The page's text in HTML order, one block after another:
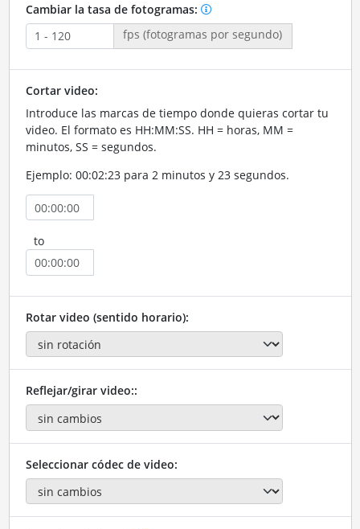
Cambiar la tasa de fotogramas:
fps (fotogramas por segundo)
Cortar video:
Introduce las marcas de tiempo donde quieras cortar tu
video. El formato es HH:MM:SS. HH = horas, MM =
minutos, SS = segundos.
Ejemplo: 00:02:23 para 2 minutos y 23 segundos.
to
Rotar video (sentido horario):
Reflejar/girar video::
Seleccionar códec de video: